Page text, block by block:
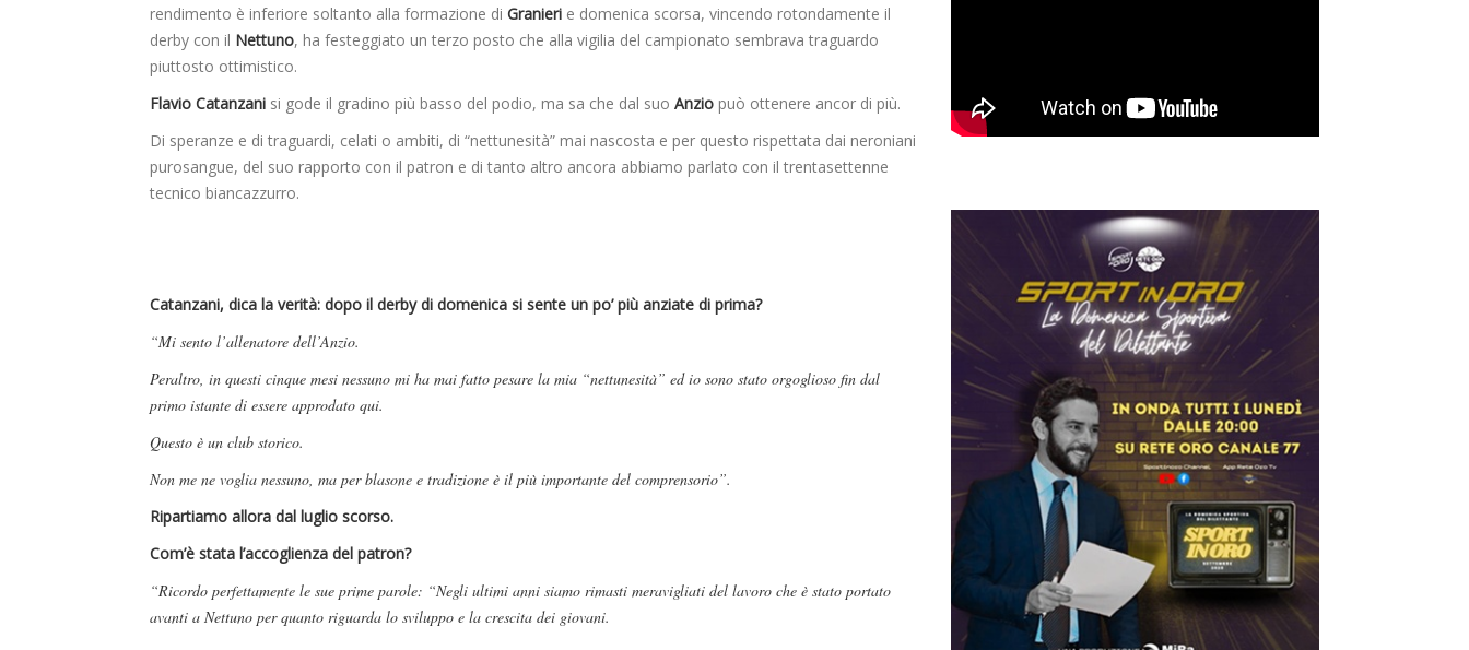
rendimento è inferiore soltanto alla formazione di Granieri e domenica scorsa, vincendo rotondamente il
derby con il Nettuno, ha festeggiato un terzo posto che alla vigilia del campionato sembrava traguardo
piuttosto ottimistico.
Flavio Catanzani si gode il gradino più basso del podio, ma sa che dal suo Anzio può ottenere ancor di più.
Di speranze e di traguardi, celati o ambiti, di “nettunesità” mai nascosta e per questo rispettata dai neroniani
purosangue, del suo rapporto con il patron e di tanto altro ancora abbiamo parlato con il trentasettenne
tecnico biancazzurro.
Catanzani, dica la verità: dopo il derby di domenica si sente un po’ più anziate di prima?
“Mi sento l’allenatore dell’Anzio.
Peraltro, in questi cinque mesi nessuno mi ha mai fatto pesare la mia “nettunesità” ed io sono stato orgoglioso fin dal
primo istante di essere approdato qui.
Questo è un club storico.
Non me ne voglia nessuno, ma per blasone e tradizione è il più importante del comprensorio”.
Ripartiamo allora dal luglio scorso.
Com’è stata l’accoglienza del patron?
“Ricordo perfettamente le sue prime parole: “Negli ultimi anni siamo rimasti meravigliati del lavoro che è stato portato
avanti a Nettuno per quanto riguarda lo sviluppo e la crescita dei giovani.